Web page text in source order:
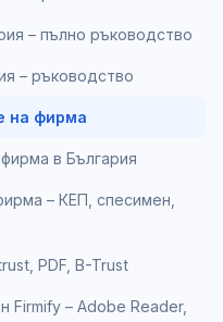
– пълно ръководство
– ръководство
на фирма
в България
– КЕП, спесимен,
PDF, B-Trust
Firmify – Adobe Reader,